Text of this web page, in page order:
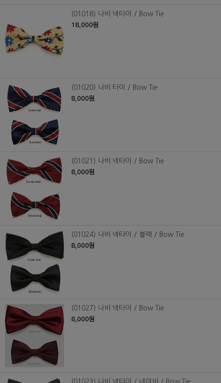
(01018) 나비 넥타이 / Bow Tie
18,000원
(01020) 나비 타이 / Bow Tie
8,000원
(01021) 나비 넥타이 / Bow Tie
8,000원
(01024) 나비 넥타이 / 블랙 / Bow Tie
8,000원
(01027) 나비 넥타이 / Bow Tie
8,000원
(01023) 나비 넥타이 / 네이비 / Bow Tie